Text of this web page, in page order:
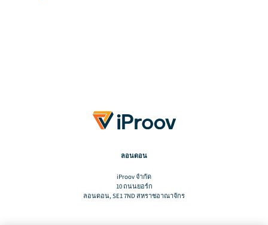
ลอนดอน
iProov จํากัด
10 ถนนยอร์ก
ลอนดอน, SE1 7ND สหราชอาณาจักร